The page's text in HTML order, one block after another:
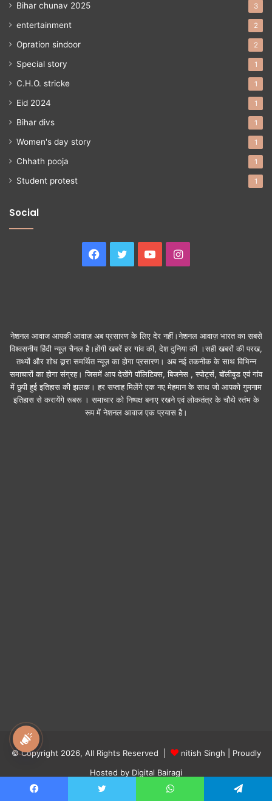
Bihar chunav 2025 3
entertainment 2
Opration sindoor 2
Special story 1
C.H.O. stricke 1
Eid 2024 1
Bihar divs 1
Women's day story 1
Chhath pooja 1
Student protest 1
Social
Facebook
Twitter YouTubeInstagram
नेशनल आवाज आपकी आवाज़ अब प्रसारण के लिए देर नहीं।नेशनल आवाज़ भारत का सबसे
विश्वसनीय हिंदी न्यूज़ चैनल है।होंगी खबरें हर गांव की, देश दुनिया की ।सही खबरों की परख,
तथ्यों और शोध द्वारा समर्थित न्यूज़ का होगा प्रसारण। अब नई तकनीक के साथ विभिन्न
समाचारों का होगा संग्रह। जिसमें आप देखेंगे पॉलिटिक्स, बिजनेस , स्पोर्ट्स, बॉलीवुड एवं गांव
में छुपी हुई इतिहास की झलक। हर सप्ताह मिलेंगे एक नए मेहमान के साथ जो आपको गुमनाम
इतिहास से करायेंगे रूबरू । समाचार को निष्पक्ष बनाए रखने एवं लोकतंत्र के चौथे स्तंभ के
रूप में नेशनल आवाज एक प्रयास है।
© Copyright 2026, All Rights Reserved | nitish Singh | Proudly
Hosted by Digital Bairagi
About us
Privacy Policy